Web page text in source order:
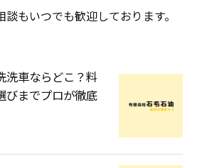
もいつでも歓迎しております。
洗車ならどこ？料
びまでプロが徹底